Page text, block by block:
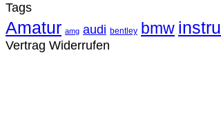
Tags
Amatur amg audi bentley bmw
Vertrag Widerrufen